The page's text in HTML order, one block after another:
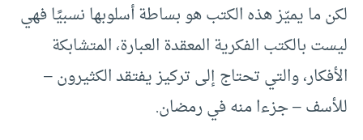
لكن ما يميّز هذه الكتب هو بساطة أسلوبها نسبيًا فهي
ليست بالكتب الفكرية المعقدة العبارة، المتشابكة
الأفكار، والتي تحتاج إلى تركيز يفتقد الكثيرون –
للأسف – جزءا منه في رمضان.